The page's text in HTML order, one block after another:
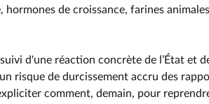
de croissance, farines
d'une réaction concrète de l’État et
risque de durcissement accru des
comment, demain, pour